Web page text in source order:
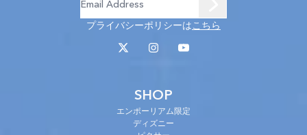
プライバシーポリシーはこちら
SHOP
エンポーリアム限定
ディズニー